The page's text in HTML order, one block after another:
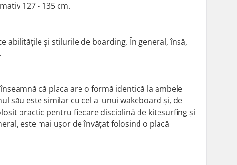
127 - 135 cm.
abilitățile și stilurile de boarding. În general, însă,
că placa are o formă identică la ambele
său este similar cu cel al unui wakeboard și, de
practic pentru fiecare disciplină de kitesurfing și
este mai ușor de învățat folosind o placă